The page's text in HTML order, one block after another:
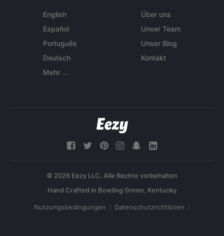
English
Español
Português
Deutsch
Mehr ...
Über uns
Unser Team
Unser Blog
Kontakt
© 2026 Eezy LLC. Alle Rechte vorbehalten
Nutzungsbedingungen Datenschutzrichtlinien